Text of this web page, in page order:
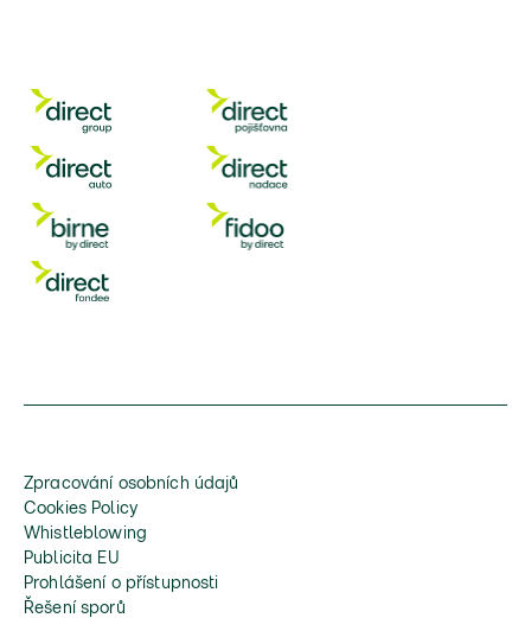
Zpracování osobních údajů
Cookies Policy
Whistleblowing
Publicita EU
Prohlášení o přístupnosti
Řešení sporů